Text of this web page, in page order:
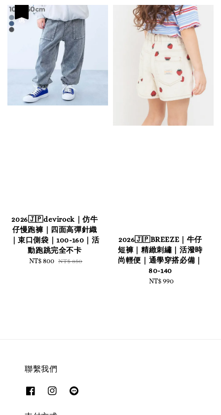
price
price
2026🇯🇵devirock｜仿牛
仔慢跑褲｜四面高彈針織
｜束口側袋｜100-160｜活
動跑跳完全不卡
Sale
NT$ 800 Regular
NT$ 850
2026🇯🇵BREEZE｜牛仔
短褲｜精緻刺繡｜活潑時
尚輕便｜通學穿搭必備｜
80-140
Regular
NT$ 990
聯繫我們